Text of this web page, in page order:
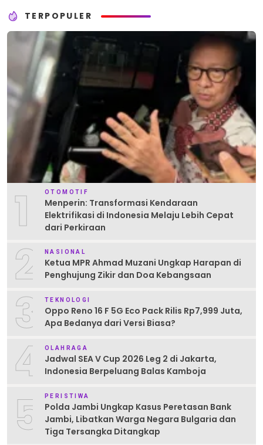
TERPOPULER
1 OTOMOTIF
Menperin: Transformasi Kendaraan
Elektrifikasi di Indonesia Melaju Lebih Cepat
dari Perkiraan
2 NASIONAL
Ketua MPR Ahmad Muzani Ungkap Harapan di
Penghujung Zikir dan Doa Kebangsaan
3 TEKNOLOGI
Oppo Reno 16 F 5G Eco Pack Rilis Rp7,999 Juta,
Apa Bedanya dari Versi Biasa?
4 OLAHRAGA
Jadwal SEA V Cup 2026 Leg 2 di Jakarta,
Indonesia Berpeluang Balas Kamboja
5 PERISTIWA
Polda Jambi Ungkap Kasus Peretasan Bank
Jambi, Libatkan Warga Negara Bulgaria dan
Tiga Tersangka Ditangkap